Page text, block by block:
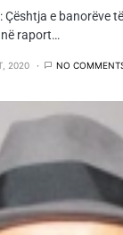
e banorëve
raport…
2020 NO